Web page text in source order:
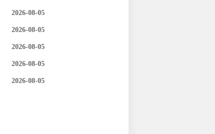
2026-08-05
2026-08-05
2026-08-05
2026-08-05
2026-08-05